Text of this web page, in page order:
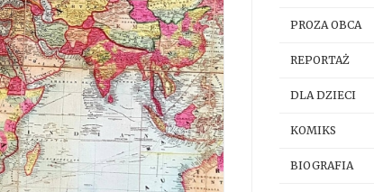
PROZA OBCA
REPORTAŻ
DLA DZIECI
KOMIKS
BIOGRAFIA